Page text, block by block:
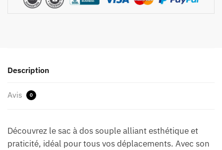
Description
Avis 0
Découvrez le sac à dos souple alliant esthétique et
praticité, idéal pour tous vos déplacements. Avec son